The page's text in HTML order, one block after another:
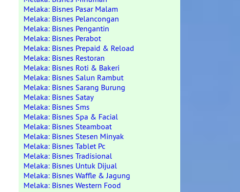
Melaka: Bisnes Pasar Malam
Melaka: Bisnes Pelancongan
Melaka: Bisnes Pengantin
Melaka: Bisnes Perabot
Melaka: Bisnes Prepaid & Reload
Melaka: Bisnes Restoran
Melaka: Bisnes Roti & Bakeri
Melaka: Bisnes Salun Rambut
Melaka: Bisnes Sarang Burung
Melaka: Bisnes Satay
Melaka: Bisnes Sms
Melaka: Bisnes Spa & Facial
Melaka: Bisnes Steamboat
Melaka: Bisnes Stesen Minyak
Melaka: Bisnes Tablet Pc
Melaka: Bisnes Tradisional
Melaka: Bisnes Untuk Dijual
Melaka: Bisnes Waffle & Jagung
Melaka: Bisnes Western Food